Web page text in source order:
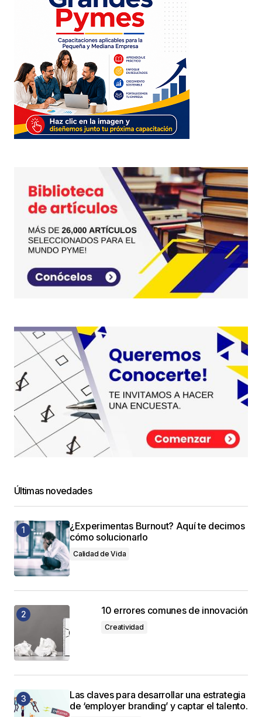
Últimas novedades
¿Experimentas Burnout? Aquí te decimos
cómo solucionarlo
Calidad de Vida
10 errores comunes de innovación
Creatividad
Las claves para desarrollar una estrategia
de ‘employer branding’ y captar el talento.